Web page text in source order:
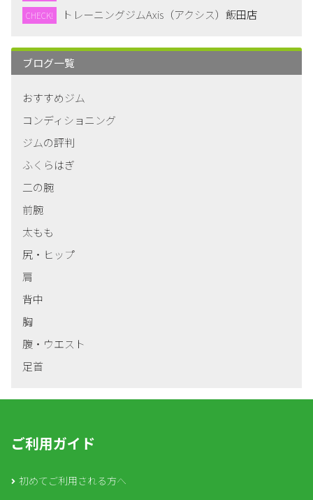
CHECK! トレーニングジムAxis（アクシス）飯田店
ブログ一覧
おすすめジム
コンディショニング
ジムの評判
ふくらはぎ
二の腕
前腕
太もも
尻・ヒップ
肩
背中
胸
腹・ウエスト
足首
ご利用ガイド
初めてご利用される方へ